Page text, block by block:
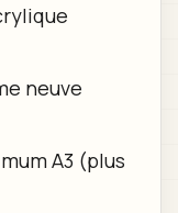
neuve
A3 (plus